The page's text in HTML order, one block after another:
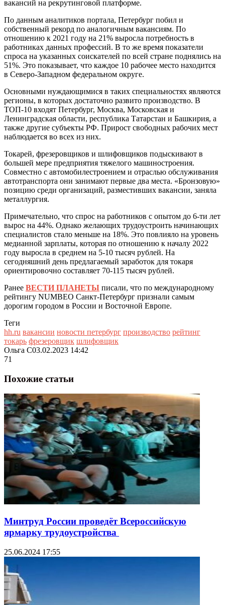
вакансий на рекрутинговой платформе.
По данным аналитиков портала, Петербург побил и
собственный рекорд по аналогичным вакансиям. По
отношению к 2021 году на 21% выросла потребность в
работниках данных профессий. В то же время показатели
спроса на указанных соискателей по всей стране поднялись на
51%. Это показывает, что каждое 10 рабочее место находится
в Северо-Западном федеральном округе.
Основными нуждающимися в таких специальностях являются
регионы, в которых достаточно развито производство. В
ТОП-10 входят Петербург, Москва, Московская и
Ленинградская области, республика Татарстан и Башкирия, а
также другие субъекты РФ. Прирост свободных рабочих мест
наблюдается во всех из них.
Токарей, фрезеровщиков и шлифовщиков подыскивают в
большей мере предприятия тяжелого машиностроения.
Совместно с автомобилестроением и отраслью обслуживания
автотранспорта они занимают первые два места. «Бронзовую»
позицию среди организаций, разместивших вакансии, заняла
металлургия.
Примечательно, что спрос на работников с опытом до 6-ти лет
вырос на 44%. Однако желающих трудоустроить начинающих
специалистов стало меньше на 18%. Это повлияло на уровень
медианной зарплаты, которая по отношению к началу 2022
году выросла в среднем на 5-10 тысяч рублей. На
сегодняшний день предлагаемый заработок для токаря
ориентировочно составляет 70-115 тысяч рублей.
Ранее ВЕСТИ ПЛАНЕТЫ писали, что по международному
рейтингу NUMBEO Санкт-Петербург признали самым
дорогим городом в России и Восточной Европе.
Теги
hh.ru вакансии новости петербург производство рейтинг
токарь фрезеровщик шлифовщик
Ольга С03.02.2023 14:42
71
Похожие статьи
Минтруд России проведёт Всероссийскую
ярмарку трудоустройства
25.06.2024 17:55